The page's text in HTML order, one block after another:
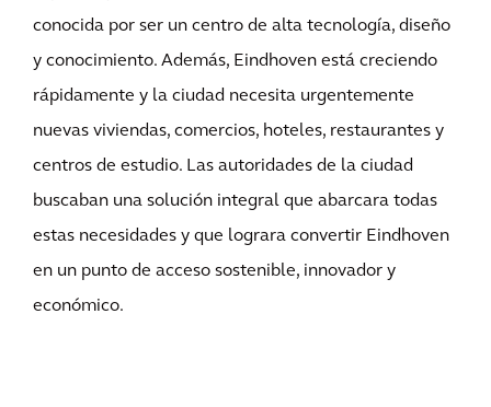
conocida por ser un centro de alta tecnología, diseño
y conocimiento. Además, Eindhoven está creciendo
rápidamente y la ciudad necesita urgentemente
nuevas viviendas, comercios, hoteles, restaurantes y
centros de estudio. Las autoridades de la ciudad
buscaban una solución integral que abarcara todas
estas necesidades y que lograra convertir Eindhoven
en un punto de acceso sostenible, innovador y
económico.